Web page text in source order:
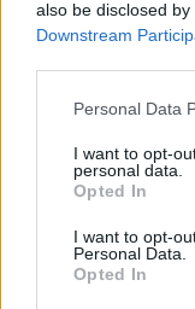
also be disclosed
Downstream
Personal Data
I want to opt-
personal data.
Opted In
I want to opt-
Personal Data.
Opted In
01
ΧΡΙΣΤΙΝΑ
ΤΙ ΑΝΕΒΑΣΑΝ ΟΙ